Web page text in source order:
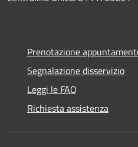
Prenotazione
Segnalazione disservizio
Leggi le FAQ
Richiesta assistenza